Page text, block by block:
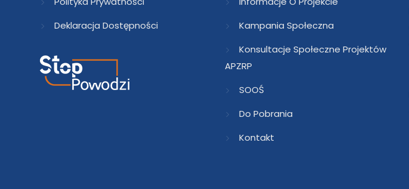
Deklaracja Dostępności
Kampania Społeczna
Konsultacje Społeczne Projektów
APZRP
SOOŚ
Do Pobrania
Kontakt